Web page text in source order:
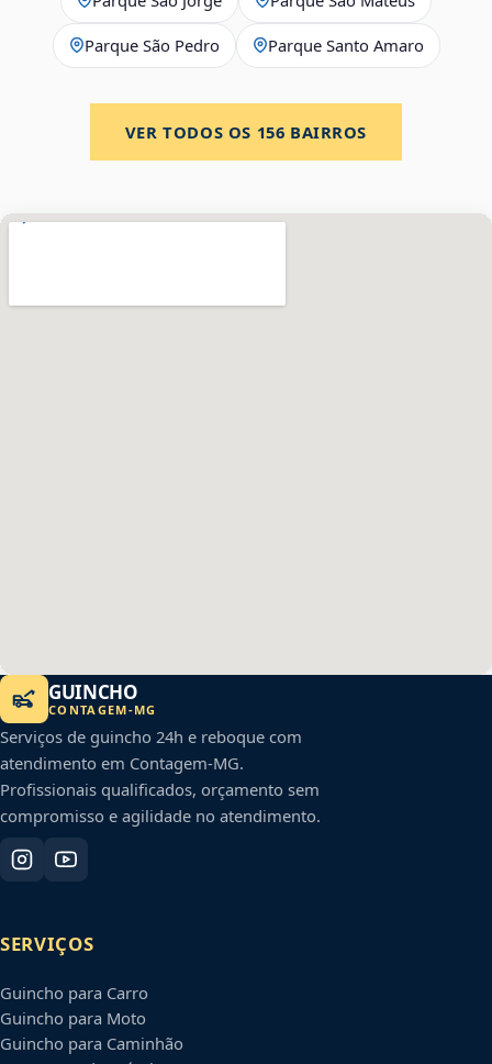
Parque São Pedro Parque Santo Amaro
VER TODOS OS 156 BAIRROS
GUINCHO
CONTAGEM-MG
Serviços de guincho 24h e reboque com
atendimento em Contagem-MG.
Profissionais qualificados, orçamento sem
compromisso e agilidade no atendimento.
SERVIÇOS
Guincho para Carro
Guincho para Moto
Guincho para Caminhão